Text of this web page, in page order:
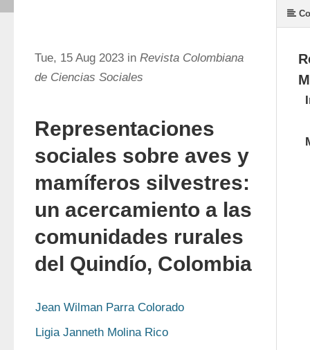
Tue, 15 Aug 2023 in Revista Colombiana
de Ciencias Sociales
Representaciones
sociales sobre aves y
mamíferos silvestres:
un acercamiento a las
comunidades rurales
del Quindío, Colombia
Jean Wilman Parra Colorado
Ligia Janneth Molina Rico